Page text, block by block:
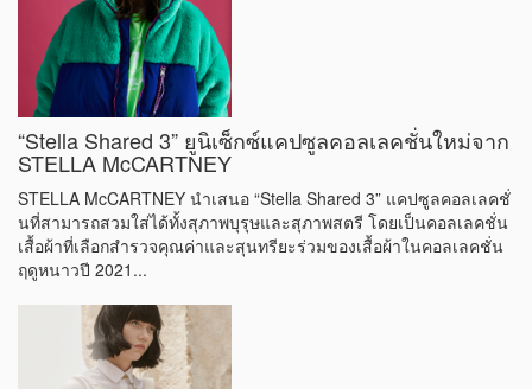
“Stella Shared 3” ยูนิเซ็กซ์แคปซูลคอลเลคชั่นใหม่จาก
STELLA McCARTNEY
STELLA McCARTNEY นำเสนอ “Stella Shared 3” แคปซูลคอลเลคชั่
นที่สามารถสวมใส่ได้ทั้งสุภาพบุรุษและสุภาพสตรี โดยเป็นคอลเลคชั่น
เสื้อผ้าที่เลือกสำรวจคุณค่าและสุนทรียะร่วมของเสื้อผ้าในคอลเลคชั่น
ฤดูหนาวปี 2021...